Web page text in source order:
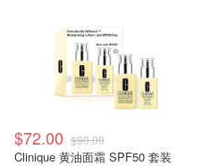
$72.00 $90.00
Clinique 黄油面霜 SPF50 套装